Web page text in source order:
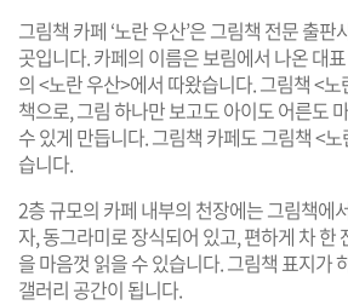
그림책 카페 ‘노란 우산’은 그림책 전문 출
곳입니다. 카페의 이름은 보림에서 나온 대
의 <노란 우산>에서 따왔습니다. 그림책 <
책으로, 그림 하나만 보고도 아이도 어른도
수 있게 만듭니다. 그림책 카페도 그림책 <
습니다.
2층 규모의 카페 내부의 천장에는 그림책에
자, 동그라미로 장식되어 있고, 편하게 차 한
을 마음껏 읽을 수 있습니다. 그림책 표지가
갤러리 공간이 됩니다.